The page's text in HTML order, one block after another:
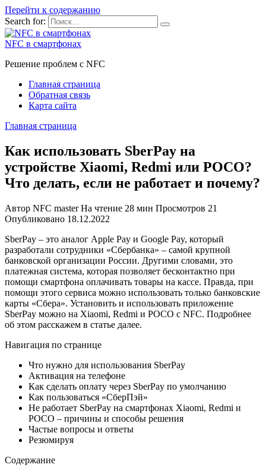
Перейти к содержанию
Search for:
NFC в смартфонах
Решение проблем с NFC
Главная страница
Обратная связь
Карта сайта
Главная страница
Как использовать SberPay на
устройстве Xiaomi, Redmi или POCO?
Что делать, если не работает и почему?
Автор NFC master На чтение 28 мин Просмотров 21
Опубликовано 18.12.2022
SberPay – это аналог Apple Pay и Google Pay, который
разработали сотрудники «Сбербанка» – самой крупной
банковской организации России. Другими словами, это
платежная система, которая позволяет бесконтактно при
помощи смартфона оплачивать товары на кассе. Правда, при
помощи этого сервиса можно использовать только банковские
карты «Сбера». Установить и использовать приложение
SberPay можно на Xiaomi, Redmi и РОСО с NFC. Подробнее
об этом расскажем в статье далее.
Навигация по странице
Что нужно для использования SberPay
Активация на телефоне
Как сделать оплату через SberPay по умолчанию
Как пользоваться «СберПэй»
Не работает SberPay на смартфонах Xiaomi, Redmi и
РОСО – причины и способы решения
Частые вопросы и ответы
Резюмируя
Содержание